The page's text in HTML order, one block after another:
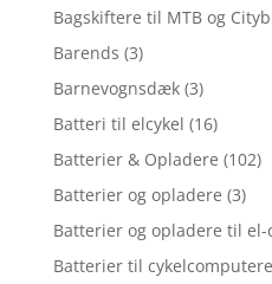
Bagskiftere til MTB og
Barends (3)
Barnevognsdæk (3)
Batteri til elcykel (16)
Batterier & Opladere (102)
Batterier og opladere (3)
Batterier og opladere til el-
Batterier til